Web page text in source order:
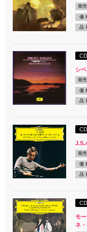
発売
価
品
CD
シ
発売
価
品
CD
J.S.
発売
価
品
CD
モ
ネ